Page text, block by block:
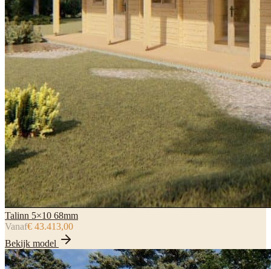
Talinn 5×10 68mm
Vanaf€ 43.413,00
Bekijk model